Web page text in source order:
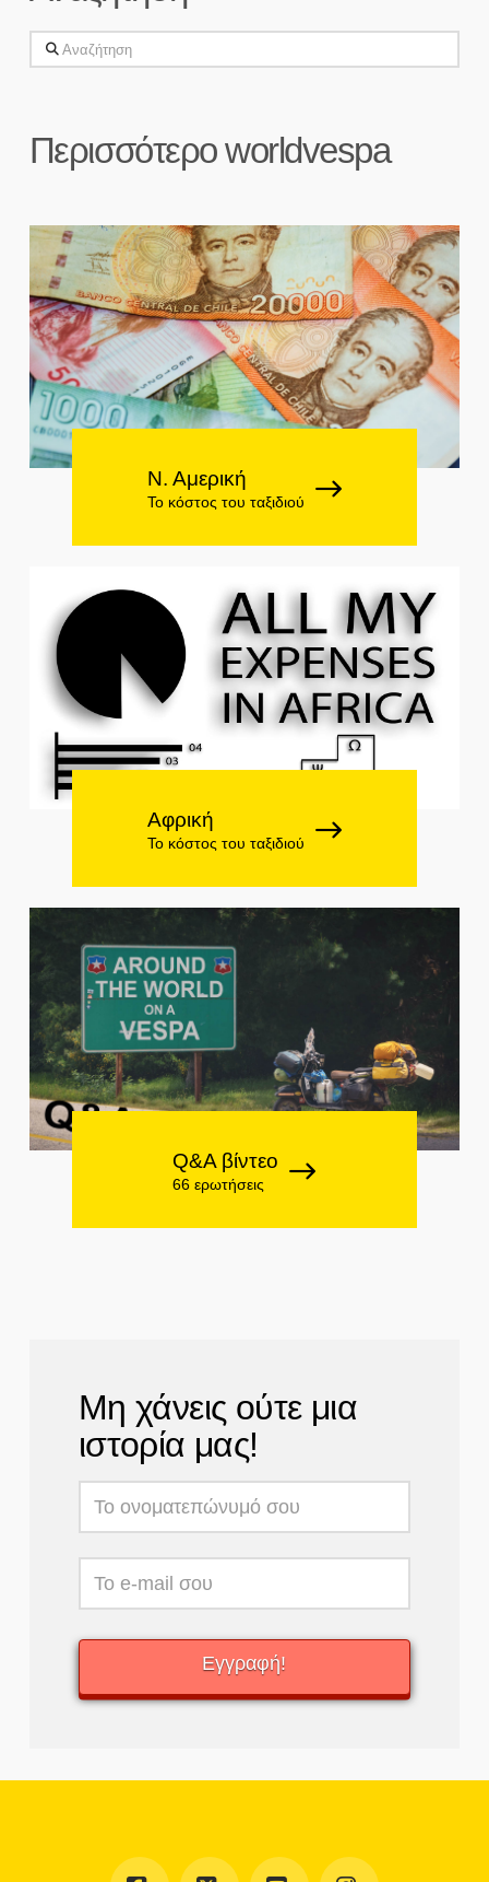
Αναζήτηση
Περισσότερο worldvespa
Ν. Αμερική
Το κόστος του ταξιδιού
Αφρική
Το κόστος του ταξιδιού
Q&A βίντεο
66 ερωτήσεις
Μη χάνεις ούτε μια
ιστορία μας!